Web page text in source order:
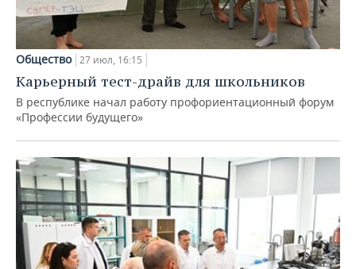
Общество 27 июл, 16:15
Карьерный тест-драйв для школьников
В республике начал работу профориентационный форум
«Профессии будущего»